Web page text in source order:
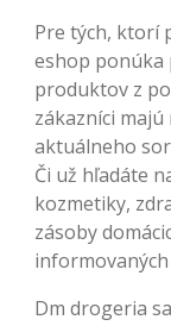
Pre tých, ktorí
eshop ponúka
produktov z
zákazníci
aktuálneho
Či už hľadáte
kozmetiky,
zásoby
Dm drogeria